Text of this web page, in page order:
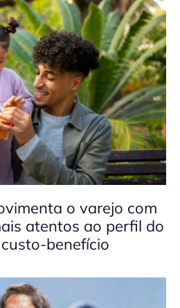
o varejo com
atentos ao perfil do
benefício